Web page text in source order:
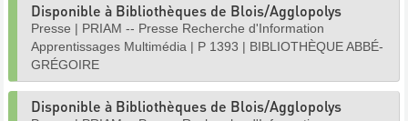
Disponible à Bibliothèques de Blois/Agglopolys
Presse | PRIAM -- Presse Recherche d'Information
Apprentissages Multimédia | P 1393 | BIBLIOTHÈQUE ABBÉ-
GRÉGOIRE
Disponible à Bibliothèques de Blois/Agglopolys